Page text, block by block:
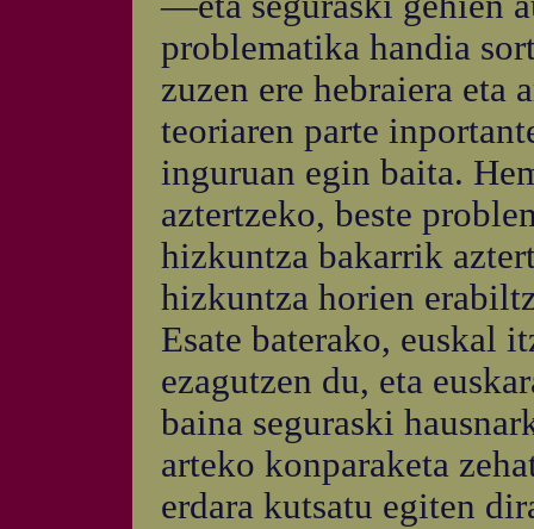
problematika handia
zuzen ere hebraiera eta
teoriaren parte
inguruan egin baita.
aztertzeko, beste
hizkuntza bakarrik
hizkuntza horien
Esate baterako, euskal
ezagutzen du, eta
baina seguraski
arteko konparaketa
erdara kutsatu egiten